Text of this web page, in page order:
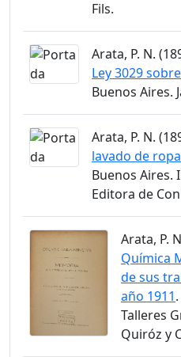
Fils.
Arata, P. N.
Ley 3029
Buenos Aires.
Arata, P. N.
lavado de
Buenos Aires.
Editora de
Arata, P.
Química
de sus
año 1911
Talleres
Quiróz y